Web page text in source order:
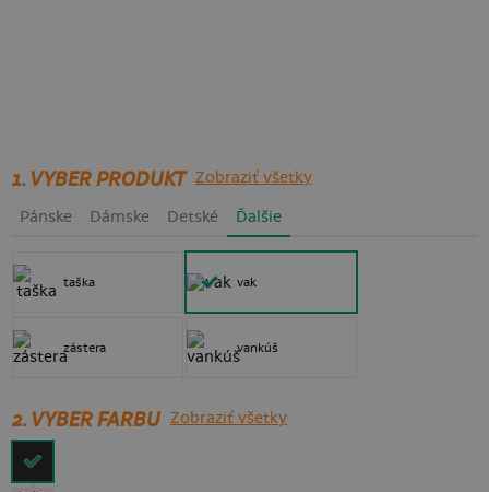
1. VYBER PRODUKT Zobraziť všetky
Pánske Dámske Detské Ďalšie
taška
zástera
vak
vankúš
2. VYBER FARBU Zobraziť všetky